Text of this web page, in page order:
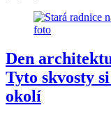
Den
Tyto skvosty
okolí